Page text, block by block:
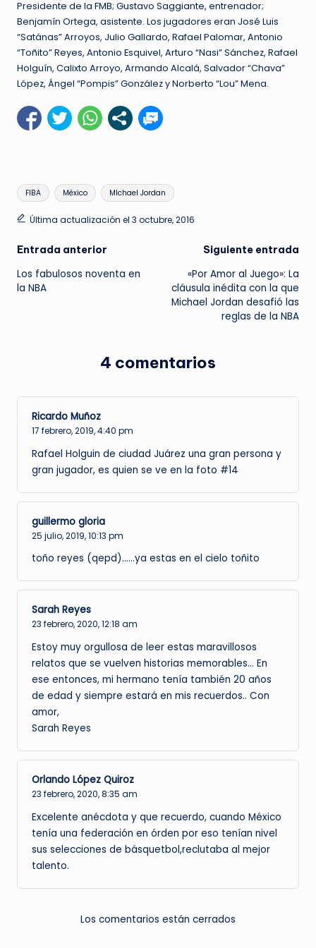
Presidente de la FMB; Gustavo Saggiante, entrenador;
Benjamín Ortega, asistente. Los jugadores eran José Luis
“Satánas” Arroyos, Julio Gallardo, Rafael Palomar, Antonio
“Toñito” Reyes, Antonio Esquivel, Arturo “Nasi” Sánchez, Rafael
Holguín, Calixto Arroyo, Armando Alcalá, Salvador “Chava”
López, Ángel “Pompis” González y Norberto “Lou” Mena.
Etiquetas:
FIBA México MIchael Jordan
Última actualización el 3 octubre, 2016
Navegación
de
Entrada anterior
Los fabulosos noventa en
la NBA
Siguiente entrada
«Por Amor al Juego»: La
cláusula inédita con la que
Michael Jordan desafió las
reglas de la NBA
4 comentarios
Ricardo Muñoz
17 febrero, 2019,4:40 pm
Rafael Holguin de ciudad Juárez una gran persona y
gran jugador, es quien se ve en la foto #14
guillermo gloria
25 julio, 2019,10:13 pm
toño reyes (qepd)……ya estas en el cielo toñito
Sarah Reyes
23 febrero, 2020,12:18 am
Estoy muy orgullosa de leer estas maravillosos
relatos que se vuelven historias memorables… En
ese entonces, mi hermano tenía también 20 años
de edad y siempre estará en mis recuerdos.. Con
amor,
Sarah Reyes
Orlando López Quiroz
23 febrero, 2020,8:35 am
Excelente anécdota y que recuerdo, cuando México
tenía una federación en órden por eso tenían nivel
sus selecciones de básquetbol,reclutaba al mejor
talento.
Los comentarios están cerrados